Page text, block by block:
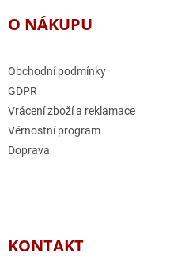
O NÁKUPU
Obchodní podmínky
GDPR
Vrácení zboží a reklamace
Věrnostní program
Doprava
KONTAKT